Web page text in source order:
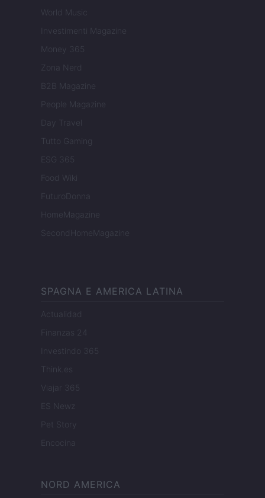
World Music
Investimenti Magazine
Money 365
Zona Nerd
B2B Magazine
People Magazine
Day Travel
Tutto Gaming
ESG 365
Food Wiki
FuturoDonna
HomeMagazine
SecondHomeMagazine
SPAGNA E AMERICA LATINA
Actualidad
Finanzas 24
Investindo 365
Think.es
Viajar 365
ES Newz
Pet Story
Encocina
NORD AMERICA